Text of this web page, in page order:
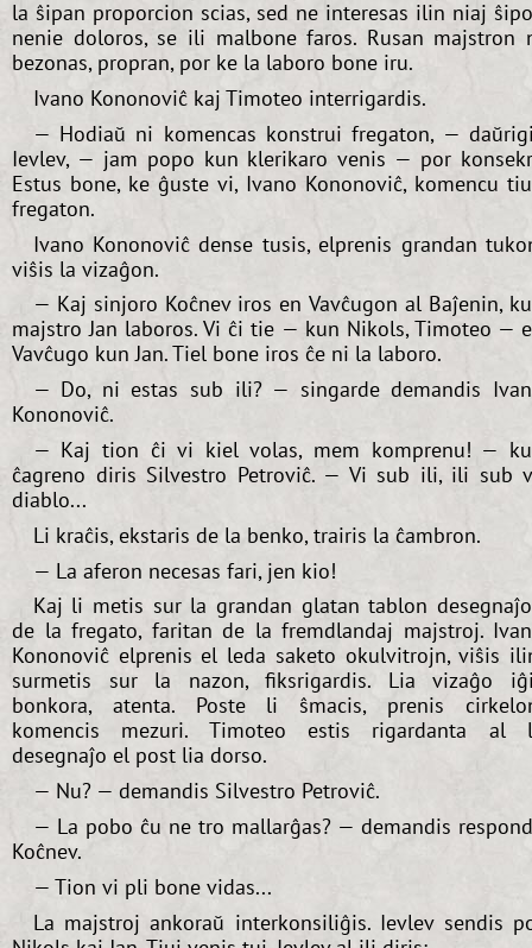
la ŝipan proporcion scias, sed ne interesas ilin niaj
nenie doloros, se ili malbone faros. Rusan majstron
bezonas, propran, por ke la laboro bone iru.
Ivano Kononoviĉ kaj Timoteo interrigardis.
— Hodiaŭ ni komencas konstrui fregaton, —
Ievlev, — jam popo kun klerikaro venis — por
Estus bone, ke ĝuste vi, Ivano Kononoviĉ, komencu
fregaton.
Ivano Kononoviĉ dense tusis, elprenis grandan
viŝis la vizaĝon.
— Kaj sinjoro Koĉnev iros en Vavĉugon al Baĵenin,
majstro Jan laboros. Vi ĉi tie — kun Nikols, Timoteo —
Vavĉugo kun Jan. Tiel bone iros ĉe ni la laboro.
— Do, ni estas sub ili? — singarde demandis
Kononoviĉ.
— Kaj tion ĉi vi kiel volas, mem komprenu! —
ĉagreno diris Silvestro Petroviĉ. — Vi sub ili, ili sub
diablo...
Li kraĉis, ekstaris de la benko, trairis la ĉambron.
— La aferon necesas fari, jen kio!
Kaj li metis sur la grandan glatan tablon
de la fregato, faritan de la fremdlandaj majstroj.
Kononoviĉ elprenis el leda saketo okulvitrojn, viŝis
surmetis sur la nazon, fiksrigardis. Lia vizaĝo
bonkora, atenta. Poste li ŝmacis, prenis
komencis mezuri. Timoteo estis rigardanta al
desegnaĵo el post lia dorso.
— Nu? — demandis Silvestro Petroviĉ.
— La pobo ĉu ne tro mallarĝas? — demandis
Koĉnev.
— Tion vi pli bone vidas...
La majstroj ankoraŭ interkonsiliĝis. Ievlev sendis